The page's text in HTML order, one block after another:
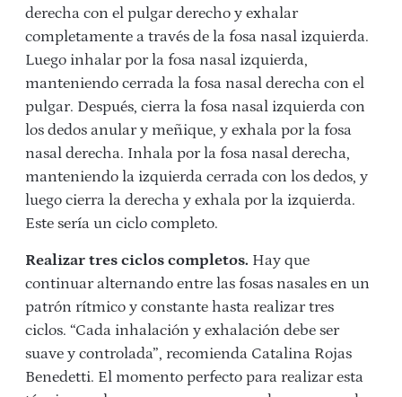
derecha con el pulgar derecho y exhalar
completamente a través de la fosa nasal izquierda.
Luego inhalar por la fosa nasal izquierda,
manteniendo cerrada la fosa nasal derecha con el
pulgar. Después, cierra la fosa nasal izquierda con
los dedos anular y meñique, y exhala por la fosa
nasal derecha. Inhala por la fosa nasal derecha,
manteniendo la izquierda cerrada con los dedos, y
luego cierra la derecha y exhala por la izquierda.
Este sería un ciclo completo.
Realizar tres ciclos completos. Hay que
continuar alternando entre las fosas nasales en un
patrón rítmico y constante hasta realizar tres
ciclos. “Cada inhalación y exhalación debe ser
suave y controlada”, recomienda Catalina Rojas
Benedetti. El momento perfecto para realizar esta